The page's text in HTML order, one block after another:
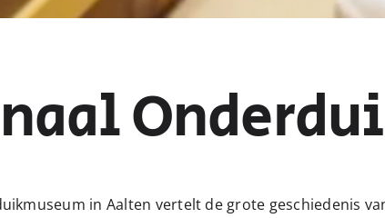
in Aalten vertelt de grote geschiedenis